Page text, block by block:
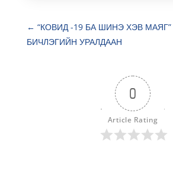
← “КОВИД -19 БА ШИНЭ ХЭВ
БИЧЛЭГИЙН УРАЛДААН
0
Article Rating